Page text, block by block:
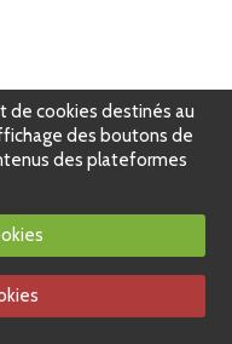
de cookies destinés au
des boutons de
des plateformes